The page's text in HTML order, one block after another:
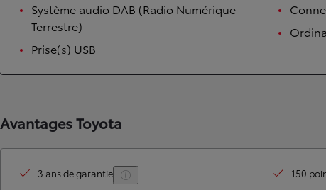
Système audio DAB (Radio Numérique
Terrestre)
Prise(s) USB
Avantages Toyota
3 ans de garantie
150